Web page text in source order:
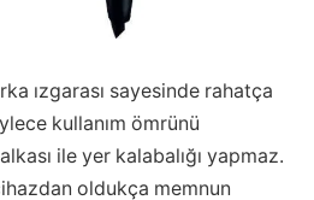
ızgarası sayesinde rahatça
kullanım ömrünü
ile yer kalabalığı yapmaz.
oldukça memnun